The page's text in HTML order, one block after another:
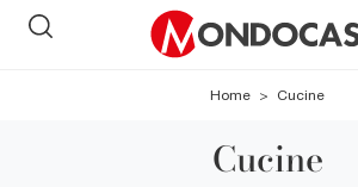
Home > Cucine
Cucine